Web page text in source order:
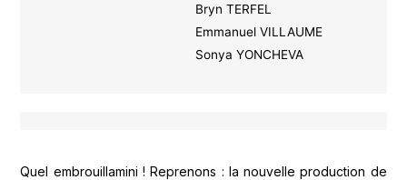
Bryn TERFEL
Emmanuel VILLAUME
Sonya YONCHEVA
Quel embrouillamini ! Reprenons : la nouvelle production de